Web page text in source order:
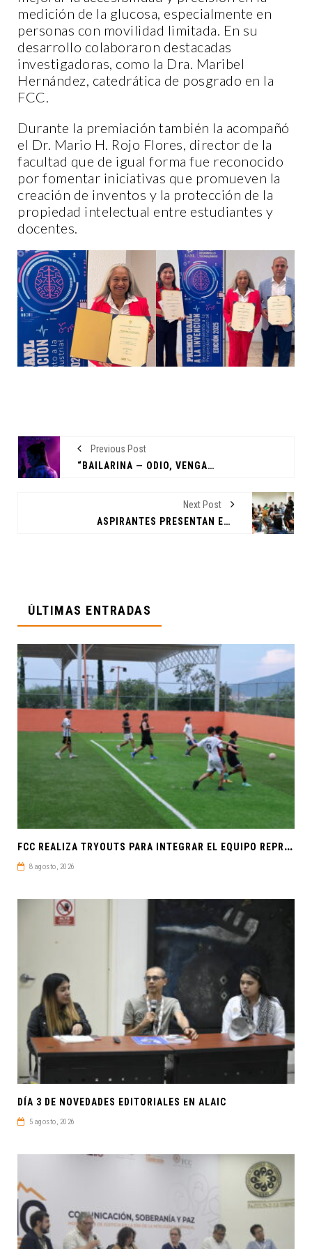
medición de la glucosa, especialmente en
personas con movilidad limitada. En su
desarrollo colaboraron destacadas
investigadoras, como la Dra. Maribel
Hernández, catedrática de posgrado en la
FCC.
Durante la premiación también la acompañó
el Dr. Mario H. Rojo Flores, director de la
facultad que de igual forma fue reconocido
por fomentar iniciativas que promueven la
creación de inventos y la protección de la
propiedad intelectual entre estudiantes y
docentes.
Previous Post
“BAILARINA — ODIO, VENGANZA Y BALLET.”
Next Post
ASPIRANTES PRESENTAN EXAMEN DE ADMISIÓN EN FCC
ÚLTIMAS ENTRADAS
F
CC REALIZA TRYOUTS PARA INTEGRAR EL EQUIPO REPRESENTATIVO DE FÚTBOL SOCCER
8 agosto, 2026
DÍA 3 DE NOVEDADES EDITORIALES EN ALAIC
5 agosto, 2026